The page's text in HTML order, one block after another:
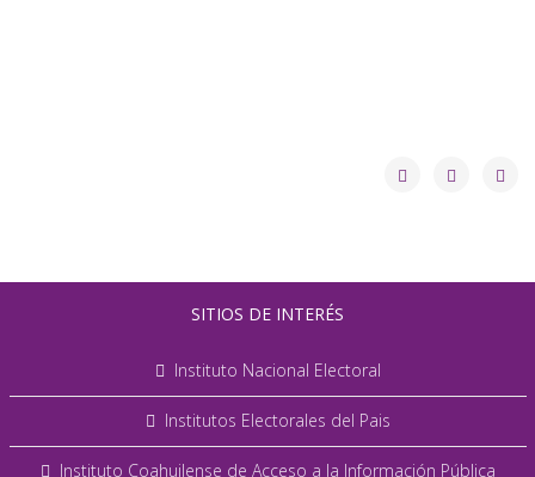
SITIOS DE INTERÉS
Instituto Nacional Electoral
Institutos Electorales del Pais
Instituto Coahuilense de Acceso a la Información Pública